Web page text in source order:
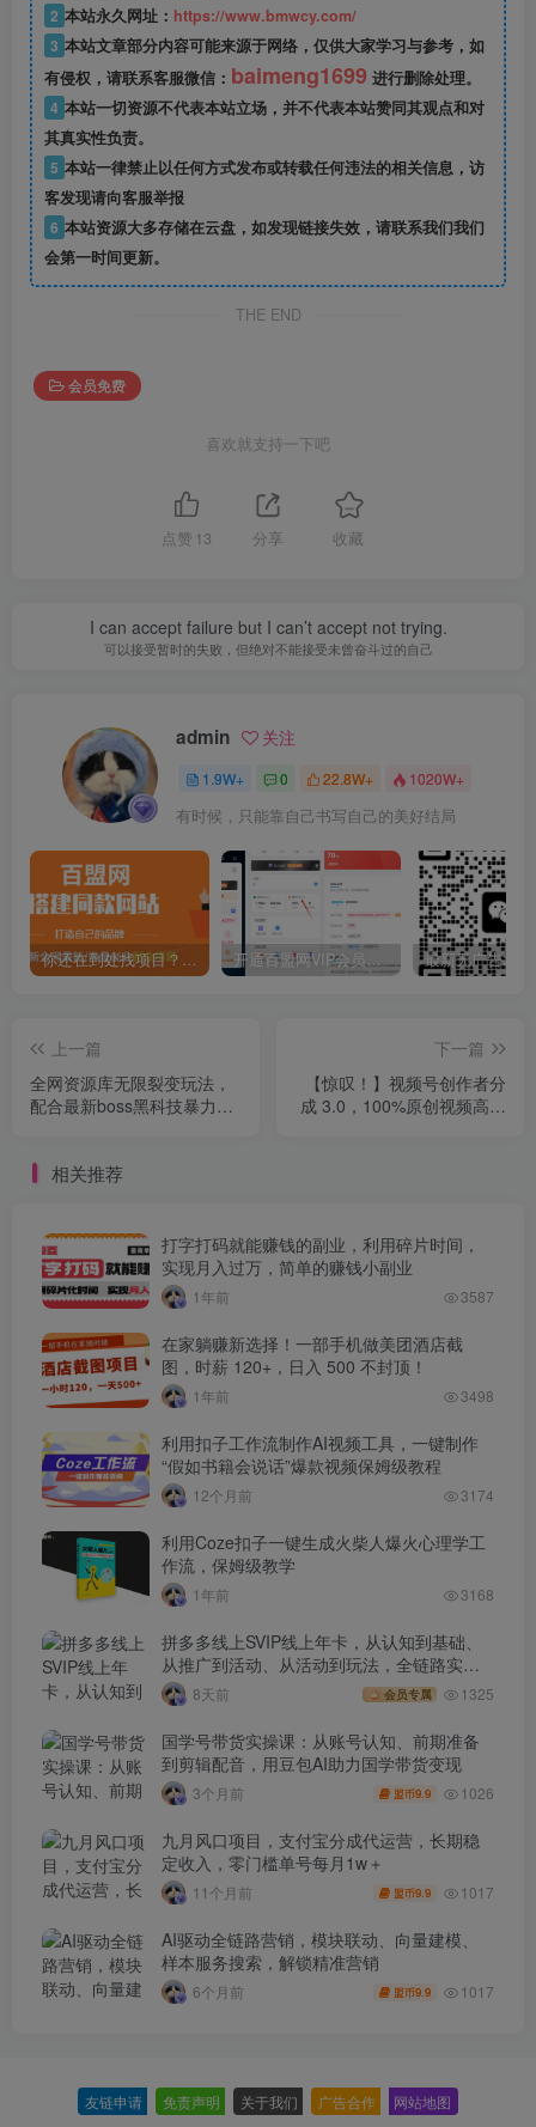
2 本站永久网址： https://www.bmwcy.com/
3 本站文章部分内容可能来源于网络，仅供大家学习与参考，如
有侵权，请联系客服微信： baimeng1699 进行删除处理。
4 本站一切资源不代表本站立场，并不代表本站赞同其观点和对
其真实性负责。
5 本站一律禁止以任何方式发布或转载任何违法的相关信息，访
客发现请向客服举报
6 本站资源大多存储在云盘，如发现链接失效，请联系我们我们
会第一时间更新。
THE END
会员免费
喜欢就支持一下吧
点赞 13 分享 收藏
I can accept failure but I can’t accept not trying.
可以接受暂时的失败，但绝对不能接受未曾奋斗过的自己
admin 关注
1.9W+ 0 22.8W+ 1020W+
有时候，只能靠自己书写自己的美好结局
你还在到处找项目？还在当韭菜？我靠卖项目一个月收入5万+，曾经我也是个失败者。 开通百盟网VIP会员，尊享全站资源免费下载，享70%的推广提成！！【限时五折优惠】
上一篇
全网资源库无限裂变玩法，
配合最新boss黑科技暴力引
下一篇
【惊叹！】视频号创作者分
成 3.0，100%原创视频高收
相关推荐
打字打码就能赚钱的副业，利用碎片时间，
实现月入过万，简单的赚钱小副业
1年前 3587
在家躺赚新选择！一部手机做美团酒店截
图，时薪 120+，日入 500 不封顶！
1年前 3498
利用扣子工作流制作AI视频工具，一键制作
“假如书籍会说话”爆款视频保姆级教程
12个月前 3174
利用Coze扣子一键生成火柴人爆火心理学工
作流，保姆级教学
1年前 3168
拼多多线上SVIP线上年卡，从认知到基础、
从推广到活动、从活动到玩法，全链路实战
(260730)
8天前 会员专属 1325
国学号带货实操课：从账号认知、前期准备
到剪辑配音，用豆包AI助力国学带货变现
3个月前 盟币9.9 1026
九月风口项目，支付宝分成代运营，长期稳
定收入，零门槛单号每月1w＋
11个月前 盟币9.9 1017
AI驱动全链路营销，模块联动、向量建模、
样本服务搜索，解锁精准营销
6个月前 盟币9.9 1017
友链申请 免责声明 关于我们 广告合作 网站地图